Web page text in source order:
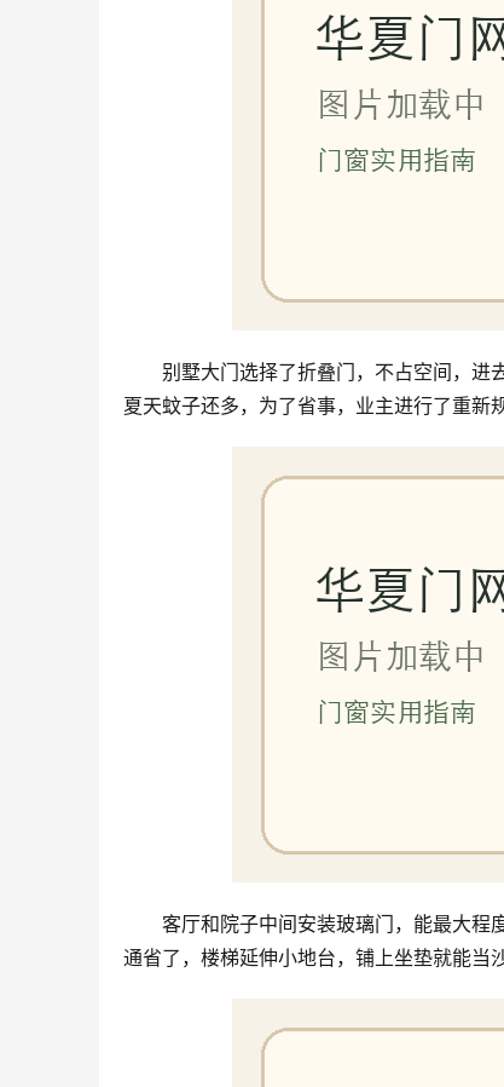
别墅大门选择了折叠门，不占空间，进
夏天蚊子还多，为了省事，业主进行了重新规
客厅和院子中间安装玻璃门，能最大程
通省了，楼梯延伸小地台，铺上坐垫就能当